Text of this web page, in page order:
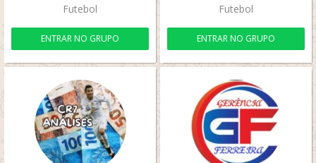
Futebol
ENTRAR NO GRUPO
Futebol
ENTRAR NO GRUPO